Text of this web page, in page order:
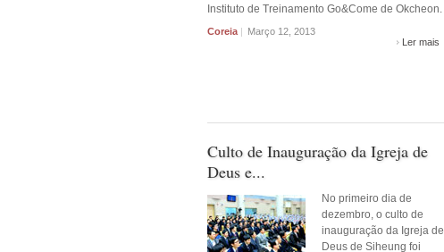
Instituto de Treinamento Go&Come de Okcheon.
Coreia | Março 12, 2013
Ler mais
Culto de Inauguração da Igreja de
Deus e...
No primeiro dia de
dezembro, o culto de
inauguração da Igreja de
Deus de Siheung foi